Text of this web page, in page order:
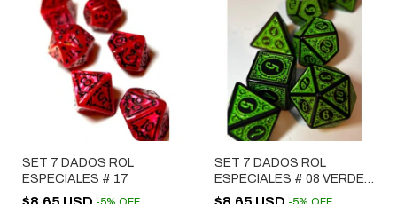
SET 7 DADOS ROL
ESPECIALES # 17
SET 7 DADOS ROL
ESPECIALES # 08 VERDE
& NEGRO